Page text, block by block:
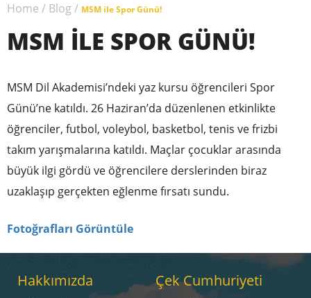
RU
Home / Blog / MSM ile Spor Günü!
MSM ILE SPOR GÜNÜ!
MSM Dil Akademisi’ndeki yaz kursu öğrencileri Spor
Günü’ne katıldı. 26 Haziran’da düzenlenen etkinlikte
öğrenciler, futbol, voleybol, basketbol, tenis ve frizbi
takım yarışmalarına katıldı. Maçlar çocuklar arasında
büyük ilgi gördü ve öğrencilere derslerinden biraz
uzaklaşıp gerçekten eğlenme fırsatı sundu.
Fotoğrafları Görüntüle
Hakkımızda Çek Cumhuriyeti